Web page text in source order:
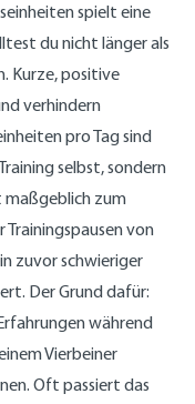
spielt eine
du nicht länger als
Kurze, positive
verhindern
pro Tag sind
selbst, sondern
maßgeblich zum
von
zuvor schwieriger
Der Grund dafür:
während
Vierbeiner
Oft passiert das